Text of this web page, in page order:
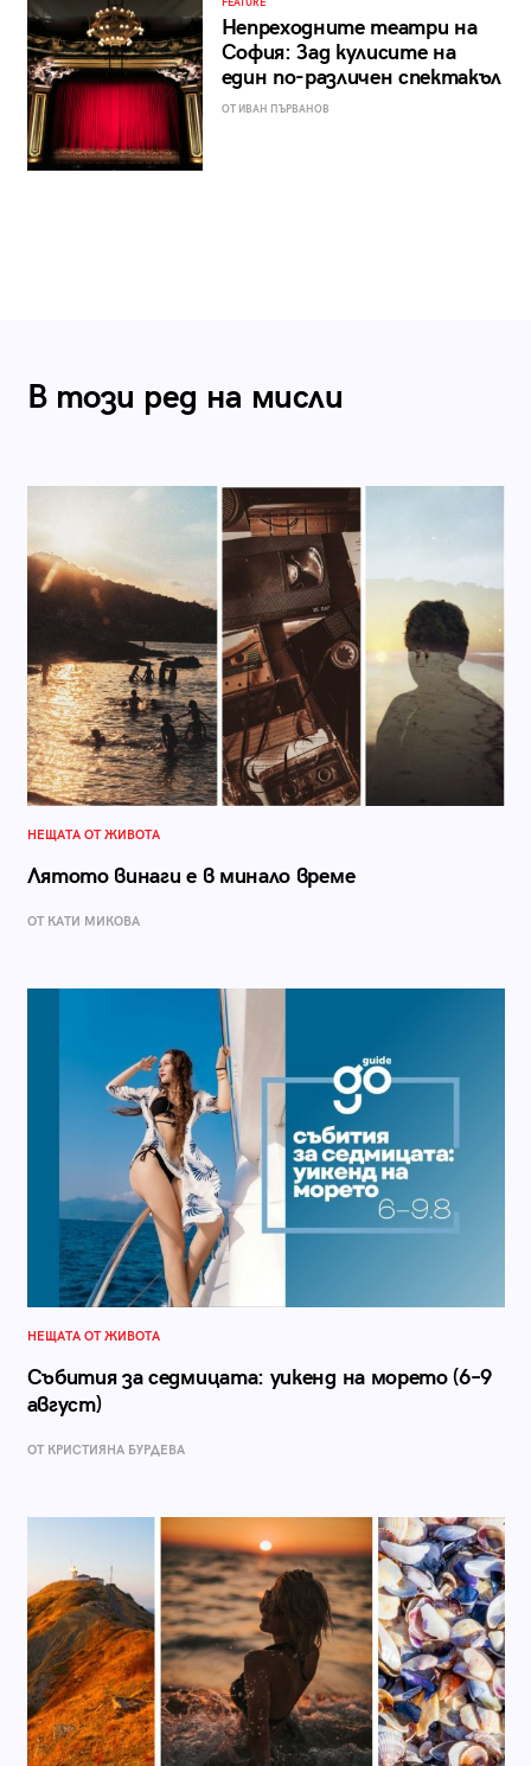
FEATURE
Непреходните театри на
София: Зад кулисите на
един по-различен спектакъл
ОТ ИВАН ПЪРВАНОВ
В този ред на мисли
НЕЩАТА ОТ ЖИВОТА
Лятото винаги е в минало време
ОТ КАТИ МИКОВА
НЕЩАТА ОТ ЖИВОТА
Събития за седмицата: уикенд на морето (6–9
август)
ОТ КРИСТИЯНА БУРДЕВА